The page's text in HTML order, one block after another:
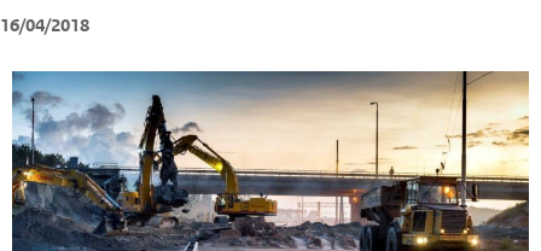
16/04/2018